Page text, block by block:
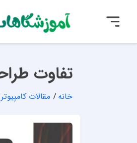
تفاوت
خانه مقالات کامپیوتر